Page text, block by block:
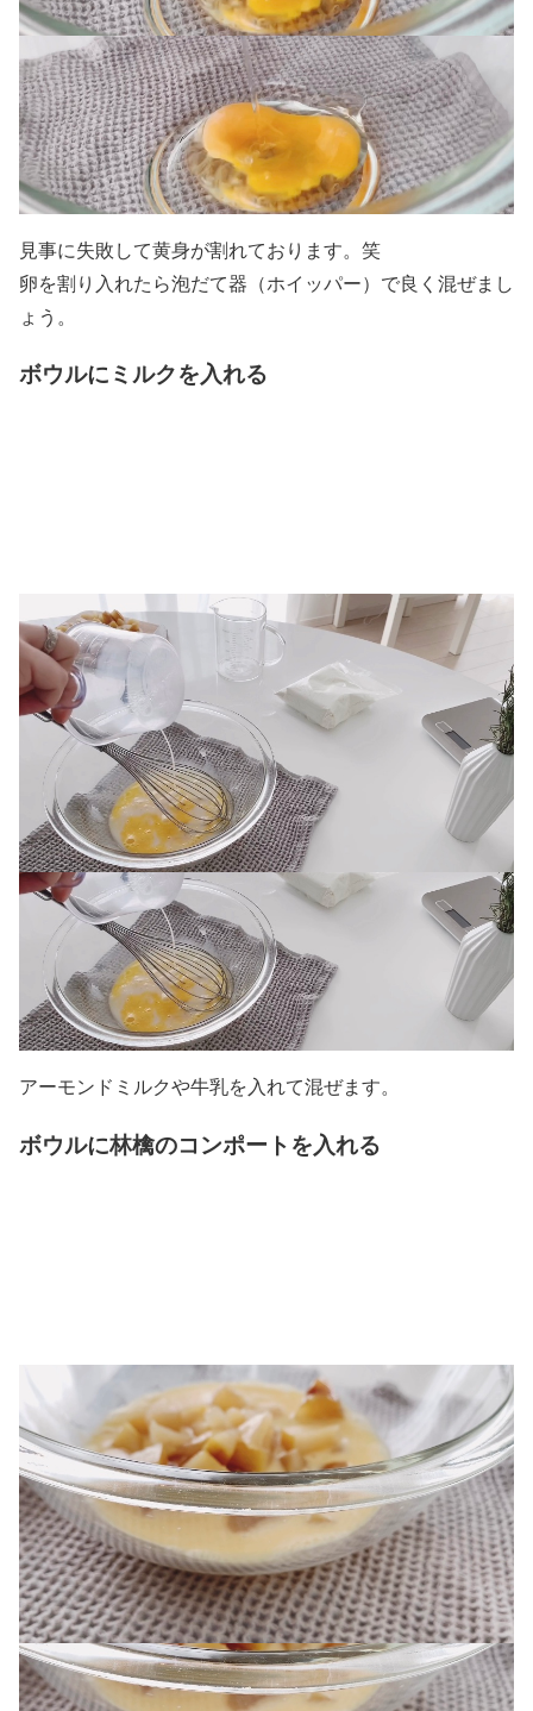
見事に失敗して黄身が割れております。笑
卵を割り入れたら泡だて器（ホイッパー）で良く混ぜまし
ょう。
ボウルにミルクを入れる
アーモンドミルクや牛乳を入れて混ぜます。
ボウルに林檎のコンポートを入れる